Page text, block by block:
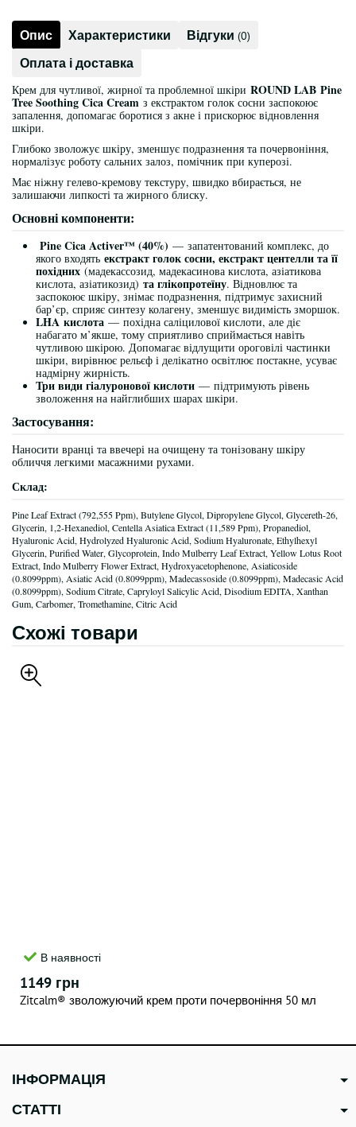
Опис Характеристики Відгуки (0)
Оплата і доставка
Крем для чутливої, жирної та проблемної шкіри ROUND LAB Pine
Tree Soothing Cica Cream з екстрактом голок сосни заспокоює
запалення, допомагає боротися з акне і прискорює відновлення
шкіри.
Глибоко зволожує шкіру, зменшує подразнення та почервоніння,
нормалізує роботу сальних залоз, помічник при куперозі.
Має ніжну гелево-кремову текстуру, швидко вбирається, не
залишаючи липкості та жирного блиску.
Основні компоненти:
Pine Cica Activer™ (40%) — запатентований комплекс, до
якого входять екстракт голок сосни, екстракт центелли та її
похідних (мадекассозид, мадекасинова кислота, азіатикова
кислота, азіатикозид) та глікопротеїну. Відновлює та
заспокоює шкіру, знімає подразнення, підтримує захисний
бар’єр, сприяє синтезу колагену, зменшує видимість зморшок.
LHA кислота — похідна саліцилової кислоти, але діє
набагато м’якше, тому сприятливо сприймається навіть
чутливою шкірою. Допомагає відлущити ороговілі частинки
шкіри, вирівнює рельєф і делікатно освітлює постакне, усуває
надмірну жирність.
Три види гіалуронової кислоти — підтримують рівень
зволоження на найглибших шарах шкіри.
Застосування:
Наносити вранці та ввечері на очищену та тонізовану шкіру
обличчя легкими масажними рухами.
Склад:
Pine Leaf Extract (792,555 Ppm), Butylene Glycol, Dipropylene Glycol, Glycereth-26,
Glycerin, 1,2-Hexanediol, Centella Asiatica Extract (11,589 Ppm), Propanediol,
Hyaluronic Acid, Hydrolyzed Hyaluronic Acid, Sodium Hyaluronate, Ethylhexyl
Glycerin, Purified Water, Glycoprotein, Indo Mulberry Leaf Extract, Yellow Lotus Root
Extract, Indo Mulberry Flower Extract, Hydroxyacetophenone, Asiaticoside
(0.8099ppm), Asiatic Acid (0.8099ppm), Madecassoside (0.8099ppm), Madecasic Acid
(0.8099ppm), Sodium Citrate, Capryloyl Salicylic Acid, Disodium EDITA, Xanthan
Gum, Carbomer, Tromethamine, Citric Acid
Схожі товари
В наявності
1149 грн
Zitcalm® зволожуючий крем проти почервоніння 50 мл
ІНФОРМАЦІЯ
СТАТТІ